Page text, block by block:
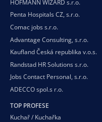
HOFMANN WIZARD s.r.o.
Penta Hospitals CZ, s.r.o.
Comac jobs s.r.o.
Advantage Consulting, s.r.o.
Kaufland Česká republika v.o.s.
Randstad HR Solutions s.r.o.
Jobs Contact Personal, s.r.o.
ADECCO spol.s r.o.
TOP PROFESE
Kuchař / Kuchařka